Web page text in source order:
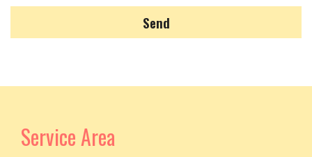
Send
Service Area